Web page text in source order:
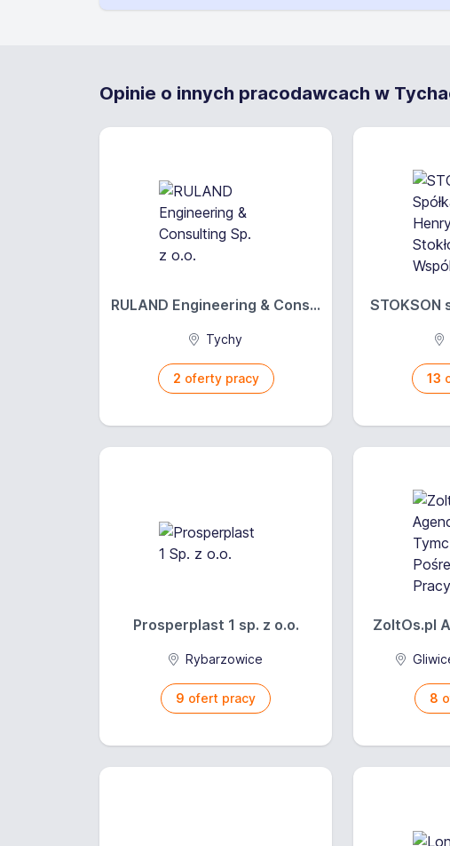
Opinie o innych pracodawcach w
RULAND Engineering & Cons...
Tychy
2 oferty pracy
STOKSON
13
Prosperplast 1 sp. z o.o.
Rybarzowice
9 ofert pracy
ZoltOs.pl
8